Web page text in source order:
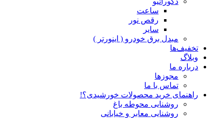
ساعت
رقص نور
سایر
مبدل برق خودرو ( اینورتر )
تخفیف‌ها
وبلاگ
درباره ما
مجوزها
تماس با ما
راهنمای خرید محصولات خورشیدی؟!
روشنایی محوطه باغ
روشنایی معابر و خیابانی